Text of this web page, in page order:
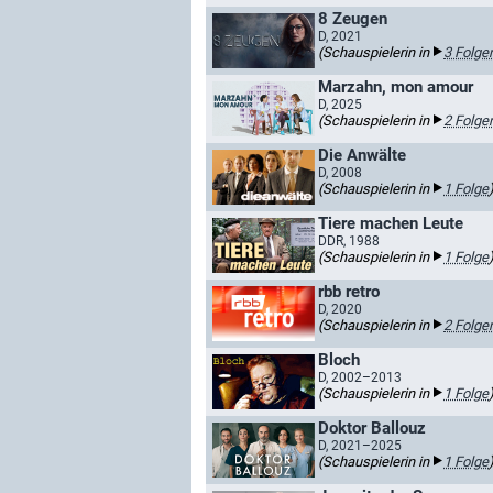
8 Zeugen
D, 2021
(Schauspielerin in 3
Marzahn, mon amour
D, 2025
(Schauspielerin in 2
Die Anwälte
D, 2008
(Schauspielerin in 1 Folge)
Tiere machen Leute
DDR, 1988
(Schauspielerin in 1 Folge)
rbb retro
D, 2020
(Schauspielerin in 2
Bloch
D, 2002–2013
(Schauspielerin in 1 Folge)
Doktor Ballouz
D, 2021–2025
(Schauspielerin in 1 Folge)